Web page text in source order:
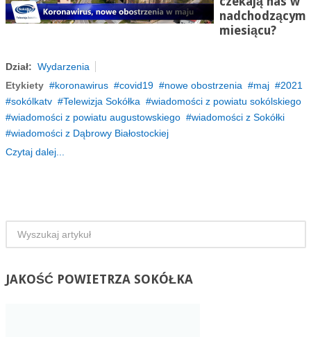
nadchodzącym
miesiącu?
Dział: Wydarzenia
Etykiety
koronawirus covid19 nowe obostrzenia maj
2021
sokólkatv
Telewizja Sokółka
wiadomości z powiatu sokólskiego
wiadomości z powiatu augustowskiego
wiadomości z Sokółki
wiadomości z Dąbrowy Białostockiej
Czytaj dalej...
JAKOŚĆPOWIETRZA SOKÓŁKA